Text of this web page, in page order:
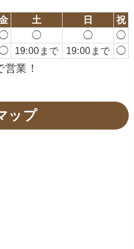
土 日
祝
◯ ◯
◯
19:00まで 19:00まで ◯
業！
ップ